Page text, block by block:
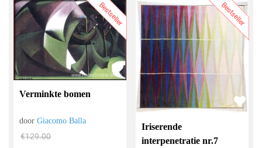
Bestseller
Verminkte bomen
doorGiacomo Balla
€129.00
Bestseller
Iriserende
interpenetratie nr.7